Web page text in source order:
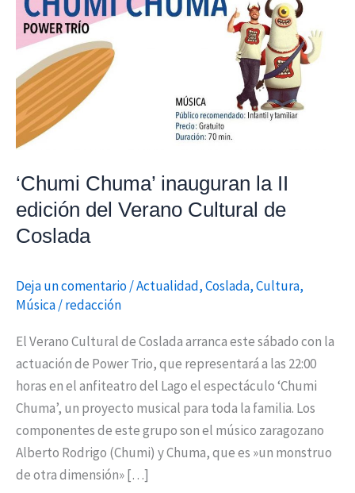
‘Chumi Chuma’ inauguran la II
edición del Verano Cultural de
Coslada
Deja un comentario/Actualidad,Coslada,Cultura,
Música/redacción
El Verano Cultural de Coslada arranca este sábado con la
actuación de Power Trio, que representará a las 22:00
horas en el anfiteatro del Lago el espectáculo ‘Chumi
Chuma’, un proyecto musical para toda la familia. Los
componentes de este grupo son el músico zaragozano
Alberto Rodrigo (Chumi) y Chuma, que es »un monstruo
de otra dimensión» […]
inauguran
la
edición
del
Verano
Cultural
Coslada